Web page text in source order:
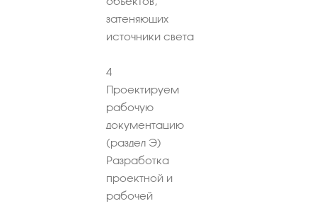
затеняющих
источники света
4
Проектируем
рабочую
документацию
(раздел Э)
Разработка
проектной и
рабочей